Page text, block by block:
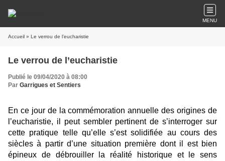
MENU
Accueil » Le verrou de l’eucharistie
Le verrou de l’eucharistie
Publié le 09/04/2020 à 08:00
Par Garrigues et Sentiers
En ce jour de la commémoration annuelle des origines de
l’eucharistie, il peut sembler pertinent de s’interroger sur
cette pratique telle qu’elle s’est solidifiée au cours des
siècles à partir d’une situation première dont il est bien
épineux de débrouiller la réalité historique et le sens